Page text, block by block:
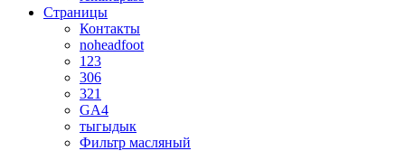
Страницы
Контакты
noheadfoot
123
306
321
GA4
тыгыдык
Фильтр масляный